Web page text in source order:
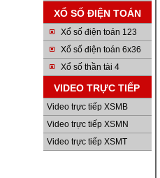
XỔ SỐ ĐIỆN TOÁN
Xổ số điện toán 123
Xổ số điện toán 6x36
Xổ số thần tài 4
VIDEO TRỰC TIẾP
Video trực tiếp XSMB
Video trực tiếp XSMN
Video trực tiếp XSMT